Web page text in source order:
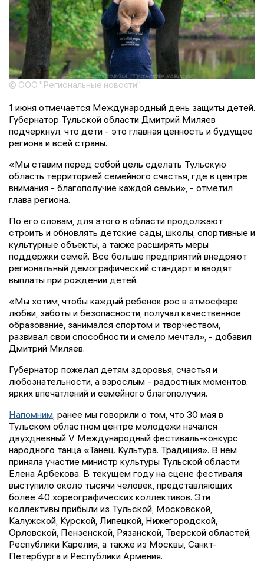
© ООО "Региональные новости"
1 июня отмечается Международный день защиты детей.
Губернатор Тульской области Дмитрий Миляев
подчеркнул, что дети - это главная ценность и будущее
региона и всей страны.
«Мы ставим перед собой цель сделать Тульскую
область территорией семейного счастья, где в центре
внимания - благополучие каждой семьи», - отметил
глава региона.
По его словам, для этого в области продолжают
строить и обновлять детские сады, школы, спортивные и
культурные объекты, а также расширять меры
поддержки семей. Все больше предприятий внедряют
региональный демографический стандарт и вводят
выплаты при рождении детей.
«Мы хотим, чтобы каждый ребенок рос в атмосфере
любви, заботы и безопасности, получал качественное
образование, занимался спортом и творчеством,
развивал свои способности и смело мечтал», - добавил
Дмитрий Миляев.
Губернатор пожелал детям здоровья, счастья и
любознательности, а взрослым - радостных моментов,
ярких впечатлений и семейного благополучия.
Напомним , ранее мы говорили о том, что 30 мая в
Тульском областном центре молодежи начался
двухдневный V Международный фестиваль-конкурс
народного танца «Танец. Культура. Традиция». В нем
приняла участие министр культуры Тульской области
Елена Арбекова. В текущем году на сцене фестиваля
выступило около тысячи человек, представляющих
более 40 хореографических коллективов. Эти
коллективы прибыли из Тульской, Московской,
Калужской, Курской, Липецкой, Нижегородской,
Орловской, Пензенской, Рязанской, Тверской областей,
Республики Карелия, а также из Москвы, Санкт-
Петербурга и Республики Армения.